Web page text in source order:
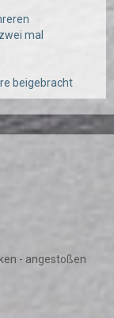
mal
beigebracht
- angestoßen